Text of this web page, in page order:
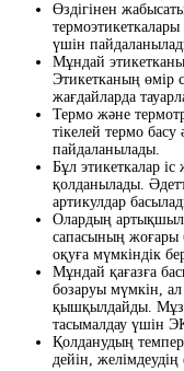
Өздігінен
термоэтикеткалары
үшін
Мұндай
Этикетканың өмір
жағдайларда
Термо және
тікелей термо
пайдаланылады.
Бұл этикеткалар іс
қолданылады.
артикулдар
Олардың
сапасының жоғары
оқуға мүмкіндік
Мұндай қағазға
бозаруы мүмкiн, ал
қышқылдайды.
тасымалдау үшін
Қолданудың
дейін,